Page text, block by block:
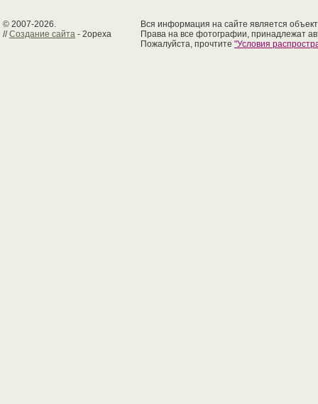
© 2007-2026.
//Создание сайта - 2opexa
Вся информация на сайте является
Права на все фотографии, принадлежат
Пожалуйста, прочтите "Условия